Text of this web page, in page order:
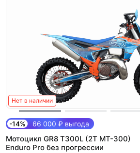
Нет в наличии
-14% 66 000 ₽ выгода
Мотоцикл GR8 T300L (2T MT-300)
Enduro Pro без прогрессии